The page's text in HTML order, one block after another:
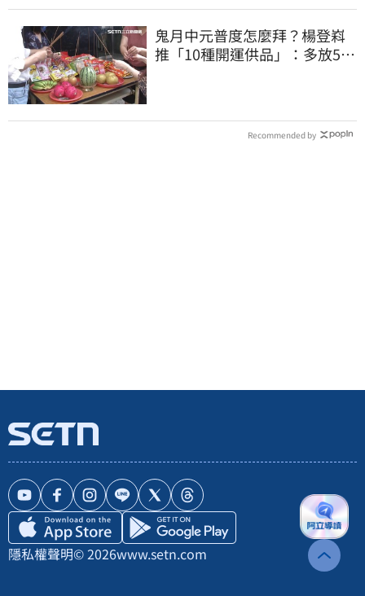
鬼月中元普度怎麼拜？楊登嵙
推「10種開運供品」：多放5顆
Recommended by
隱私權聲明© 2026www.setn.com